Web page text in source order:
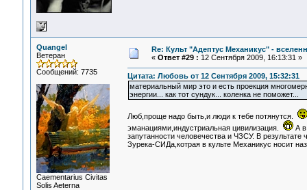
Quangel
Ветеран
Сообщений: 7735
Сaementarius Civitas
Solis Aeterna
Re: Культ "Адептус Механикус" -
« Ответ #29 : 12 Сентября 2009, 16:13:31 »
Цитата: Любовь от 12 Сентября 2009, 15:32:31
материальный мир это и есть проекция
энергии... как тот сундук... коленка не поможет...
Люб,проще надо быть,и люди к тебе потянутся.
эманациями,индустриальная цивилизация.
А в
запутанности человечества и ЧЗСУ. В
Зурека-СИДа,котрая в культе Механикус носит